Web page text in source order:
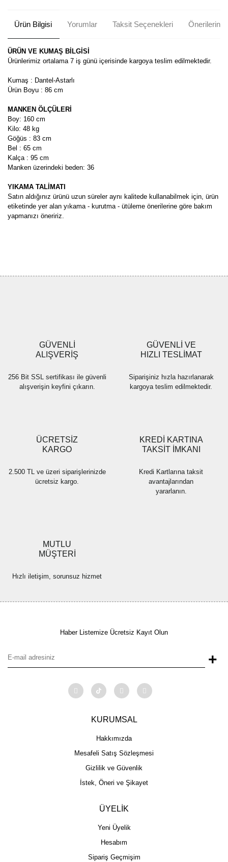
Ürün Bilgisi Yorumlar Taksit Seçenekleri Önerileriniz
ÜRÜN VE KUMAŞ BİLGİSİ
Ürünlerimiz ortalama 7 iş günü içerisinde kargoya teslim edilmektedir.
Kumaş : Dantel-Astarlı
Ürün Boyu : 86 cm
MANKEN ÖLÇÜLERİ
Boy: 160 cm
Kilo: 48 kg
Göğüs : 83 cm
Bel : 65 cm
Kalça : 95 cm
Manken üzerindeki beden: 36
YIKAMA TALİMATI
Satın aldığınız ürünü uzun süreler aynı kalitede kullanabilmek için, ürün
etiketinde yer alan yıkama - kurutma - ütüleme önerilerine göre bakım
yapmanızı öneririz.
Ürün fiyatı diğer sitelerden daha pahalı.
Bu ürüne benzer farklı alternatifler olmalı.
GÜVENLİ
ALIŞVERİŞ
256 Bit SSL sertifikası ile güvenli
alışverişin keyfini çıkarın.
GÜVENLİ VE
HIZLI TESLİMAT
Siparişiniz hızla hazırlanarak
kargoya teslim edilmektedir.
ÜCRETSİZ
KARGO
2.500 TL ve üzeri siparişlerinizde
ücretsiz kargo.
KREDİ KARTINA
TAKSİT İMKANI
Kredi Kartlarına taksit
avantajlarından
yararlanın.
MUTLU
MÜŞTERİ
Hızlı iletişim, sorunsuz hizmet
Haber Listemize Ücretsiz Kayıt Olun
+
KURUMSAL
Hakkımızda
Mesafeli Satış Sözleşmesi
Gizlilik ve Güvenlik
İstek, Öneri ve Şikayet
ÜYELİK
Yeni Üyelik
Hesabım
Sipariş Geçmişim